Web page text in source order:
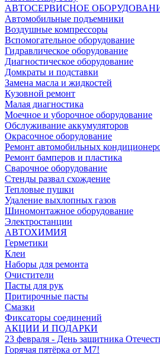
АВТОСЕРВИСНОЕ
Автомобильные подъемники
Воздушные компрессоры
Вспомогательное оборудование
Гидравлическое оборудование
Диагностическое оборудование
Домкраты и подставки
Замена масла и жидкостей
Кузовной ремонт
Малая диагностика
Моечное и уборочное оборудование
Обслуживание аккумуляторов
Окрасочное оборудование
Ремонт автомобильных
Ремонт бамперов и пластика
Сварочное оборудование
Стенды развал схождение
Тепловые пушки
Удаление выхлопных газов
Шиномонтажное оборудование
Электростанции
АВТОХИМИЯ
Герметики
Клеи
Наборы для ремонта
Очистители
Пасты для рук
Притирочные пасты
Смазки
Фиксаторы соединений
АКЦИИ И ПОДАРКИ
23 февраля - День защитника
Горячая пятёрка от M7!